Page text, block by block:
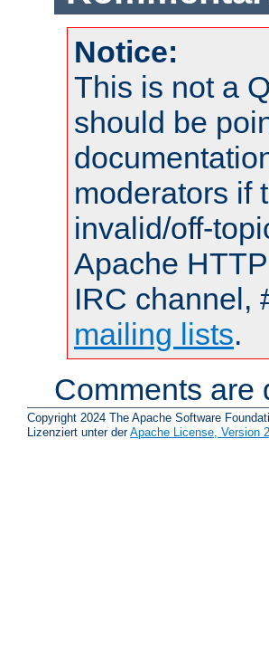
Notice:
This is not a
should be
moderators if
invalid/off-
Apache
IRC channel,
mailing lists.
Comments are
Copyright 2024 The Apache Software
Lizenziert unter derApache License, Version